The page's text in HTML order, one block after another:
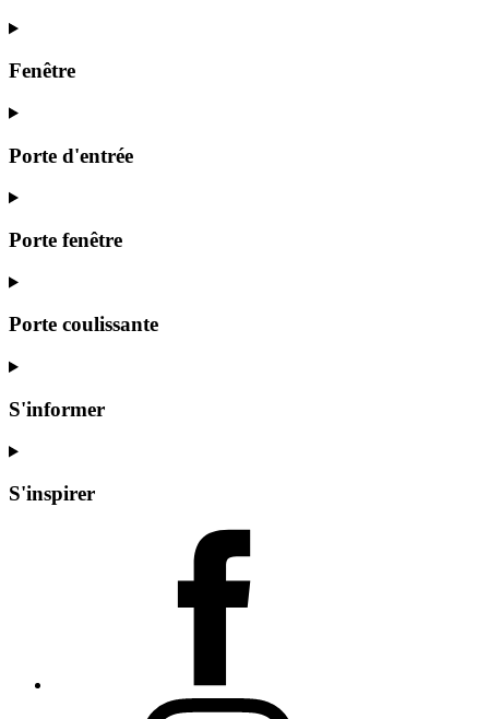
Fenêtre
Porte d'entrée
Porte fenêtre
Porte coulissante
S'informer
S'inspirer